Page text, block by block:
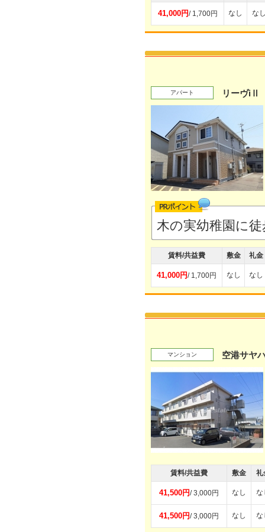
41,000円/ 1,700円 なし な
アパート リーヴiⅡ
木の実幼稚園に
賃料/共益費 敷金 礼金
41,000円/ 1,700円 なし なし
マンション 空港サヤ
賃料/共益費 敷金 礼
41,500円/ 3,000円 なし な
41,500円/ 3,000円 なし な